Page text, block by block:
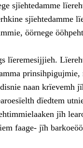
sjïehtedamme
sjïehtedamme
öörnege
lïeremesijjieh.
prinsihpigujmie,
naan krïevemh
dïedtem
jïh
faage- jïh